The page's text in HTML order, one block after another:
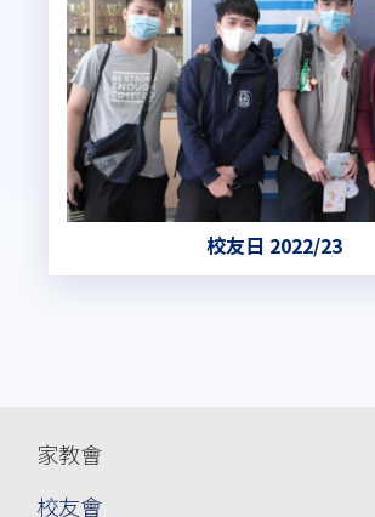
校友日 2022/23
navigation
家教會
校友會